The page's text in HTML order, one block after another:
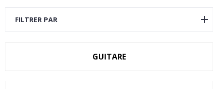
FILTRER PAR
GUITARE